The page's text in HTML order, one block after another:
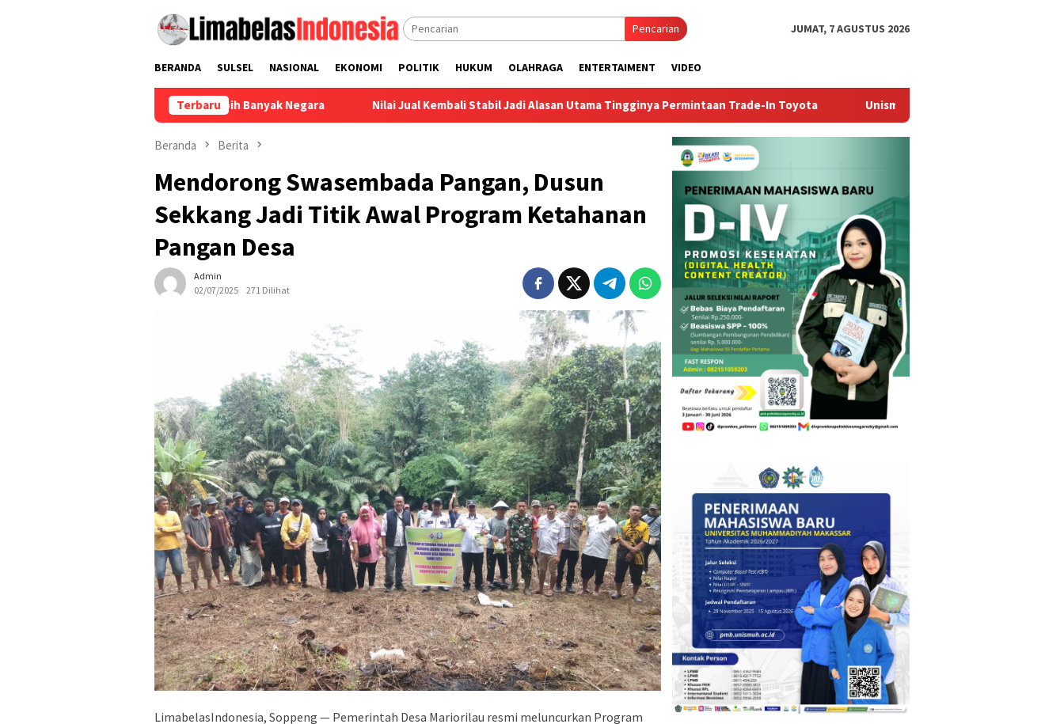
Pencarian JUMAT, 7 AGUSTUS 2026
BERANDA SULSEL NASIONAL EKONOMI POLITIK HUKUM OLAHRAGA ENTERTAIMENT VIDEO
Terbaru
Menjangkau Lebih Banyak Negara Nilai Jual Kembali Stabil Jadi Alasan Utama Tingginya Permintaan Trade-In Toyota Unismuh Makassar Perkuat Jejaring Akademik Lewat
Beranda Berita
Mendorong Swasembada Pangan, Dusun
Sekkang Jadi Titik Awal Program Ketahanan
Pangan Desa
Admin
02/07/2025
271 Dilihat
LimabelasIndonesia, Soppeng — Pemerintah Desa Mariorilau resmi meluncurkan Program